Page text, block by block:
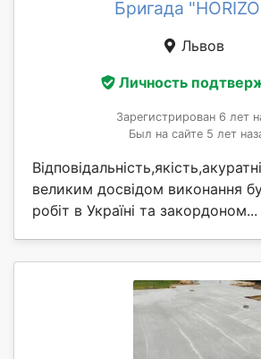
Бригада
Львов
Личность
Зарегистрирован 6 лет
Был на сайте 5 лет
великим досвідом виконання
робіт в Україні та закордоном...